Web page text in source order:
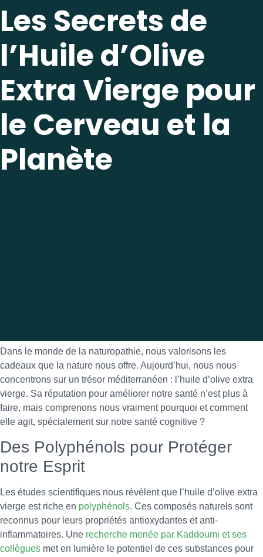
Les Secrets de
l’Huile d’Olive
Extra Vierge pour
le Cerveau et la
Planète
Dans le monde de la naturopathie, nous valorisons les
cadeaux que la nature nous offre. Aujourd’hui, nous nous
concentrons sur un trésor méditerranéen : l’huile d’olive extra
vierge. Sa réputation pour améliorer notre santé n’est plus à
faire, mais comprenons nous vraiment pourquoi et comment
elle agit, spécialement sur notre santé cognitive ?
Des Polyphénols pour Protéger
notre Esprit
Les études scientifiques nous révèlent que l’huile d’olive extra
vierge est riche en polyphénols. Ces composés naturels sont
reconnus pour leurs propriétés antioxydantes et anti-
inflammatoires. Une recherche menée par Kaddoumi et ses
collègues met en lumière le potentiel de ces substances pour